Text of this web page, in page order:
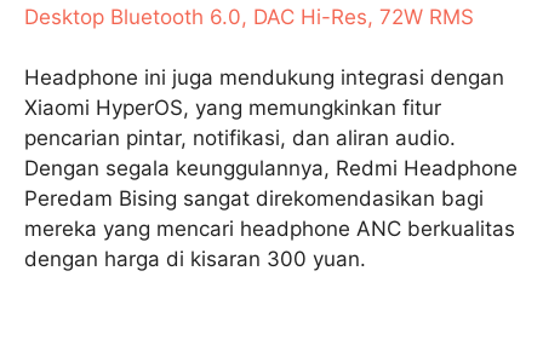
Desktop Bluetooth 6.0, DAC Hi-Res, 72W RMS
Headphone ini juga mendukung integrasi dengan
Xiaomi HyperOS, yang memungkinkan fitur
pencarian pintar, notifikasi, dan aliran audio.
Dengan segala keunggulannya, Redmi Headphone
Peredam Bising sangat direkomendasikan bagi
mereka yang mencari headphone ANC berkualitas
dengan harga di kisaran 300 yuan.